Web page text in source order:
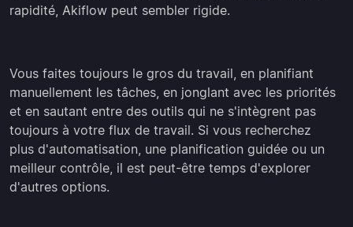
rapidité, Akiflow peut sembler rigide.
Vous faites toujours le gros du travail, en planifiant
manuellement les tâches, en jonglant avec les priorités
et en sautant entre des outils qui ne s'intègrent pas
toujours à votre flux de travail. Si vous recherchez
plus d'automatisation, une planification guidée ou un
meilleur contrôle, il est peut-être temps d'explorer
d'autres options.